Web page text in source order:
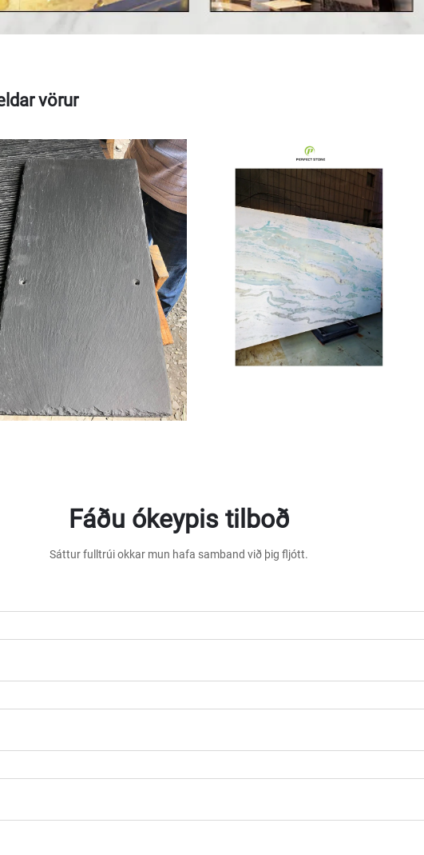
vörur
Fáðu ókeypis tilboð
Sáttur fulltrúi okkar mun hafa samband við þig fljótt.